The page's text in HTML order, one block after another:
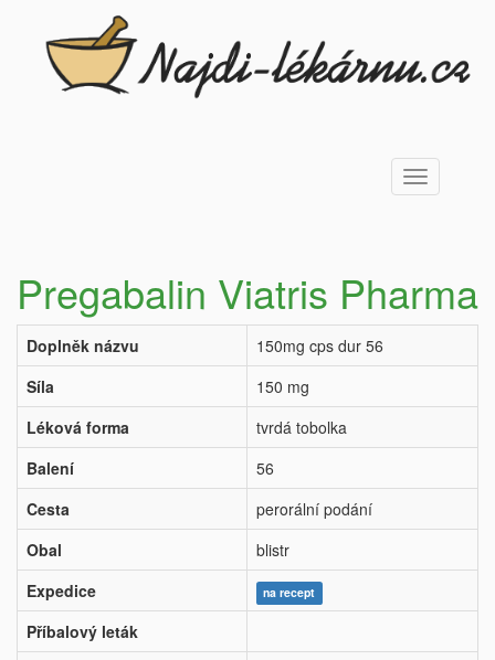
Toggle
navigation
Pregabalin Viatris Pharma
Doplněk názvu
150mg cps dur 56
Síla
150 mg
Léková forma
tvrdá tobolka
Balení
56
Cesta
perorální podání
Obal
blistr
Expedice
na recept
Příbalový leták